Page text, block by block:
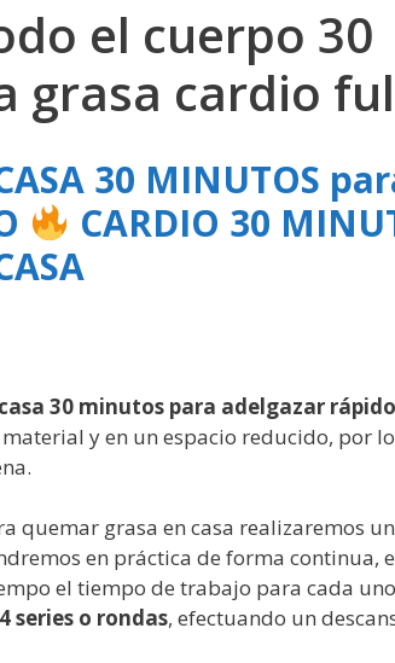
el cuerpo 30
grasa cardio
30 MINUTOS
CARDIO 30
30 minutos para adelgazar rápido
y en un espacio reducido, por
quemar grasa en casa realizaremos
en práctica de forma continua,
el tiempo de trabajo para cada
4 series o rondas, efectuando un